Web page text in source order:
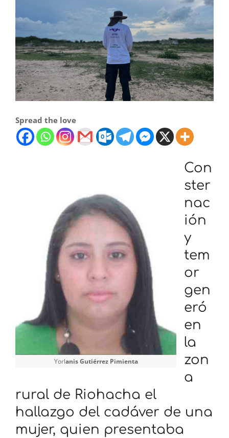
Spread the love
Yorlanis Gutiérrez Pimienta
Con
ster
nac
ión
y
tem
or
gen
eró
en
la
zon
a
rural de Riohacha el
hallazgo del cadáver de una
mujer, quien presentaba